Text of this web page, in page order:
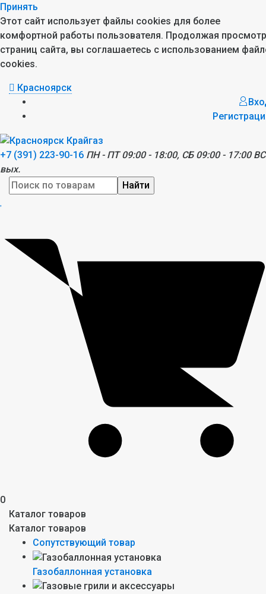
Принять
Этот сайт использует файлы cookies для более
комфортной работы пользователя. Продолжая просмотр
страниц сайта, вы соглашаетесь с использованием
cookies.
Красноярск
+7 (391) 223-90-16 ПН - ПТ 09:00 - 18:00, СБ 09:00 - 17:00
вых.
Найти
0
Каталог товаров
Каталог товаров
Сопутствующий товар
Газобаллонная установка